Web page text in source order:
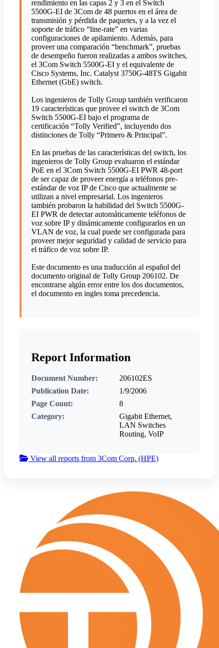
rendimiento en las capas 2 y 3 en el Switch
5500G-EI de 3Com de 48 puertos en el área de
transmisión y pérdida de paquetes, y a la vez el
soporte de tráfico “line-rate” en varias
configuraciones de apilamiento. Además, para
proveer una comparación “benchmark”, pruebas
de desempeño fueron realizadas a ambos switches,
el 3Com Switch 5500G-EI y el equivalente de
Cisco Systems, Inc. Catalyst 3750G-48TS Gigabit
Ethernet (GbE) switch.
Los ingenieros de Tolly Group también verificaron
19 características que provee el switch de 3Com
Switch 5500G-EI bajo el programa de
certificación “Tolly Verified”, incluyendo dos
distinciones de Tolly “Primero & Principal”.
En las pruebas de las características del switch, los
ingenieros de Tolly Group evaluaron el estándar
PoE en el 3Com Switch 5500G-EI PWR 48-port
de ser capaz de proveer energía a teléfonos pre-
estándar de voz IP de Cisco que actualmente se
utilizan a nivel empresarial. Los ingenieros
también probaron la habilidad del Switch 5500G-
EI PWR de detectar automáticamente teléfonos de
voz sobre IP y dinámicamente configurarlos en un
VLAN de voz, la cual puede ser configurada para
proveer mejor seguridad y calidad de servicio para
el tráfico de voz sobre IP.
Este documento es una traducción al español del
documento original de Tolly Group 206102. De
encontrarse algún error entre los dos documentos,
el documento en ingles toma precedencia.
Report Information
Document Number:
206102ES
Publication Date:
1/9/2006
Page Count:
8
Category:
Gigabit Ethernet,
LAN Switches
Routing, VoIP
View all reports from 3Com Corp. (HPE)